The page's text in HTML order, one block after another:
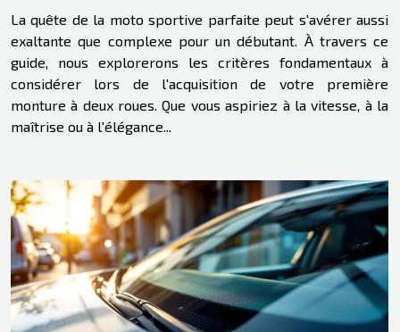
La quête de la moto sportive parfaite peut s'avérer aussi
exaltante que complexe pour un débutant. À travers ce
guide, nous explorerons les critères fondamentaux à
considérer lors de l'acquisition de votre première
monture à deux roues. Que vous aspiriez à la vitesse, à la
maîtrise ou à l'élégance...